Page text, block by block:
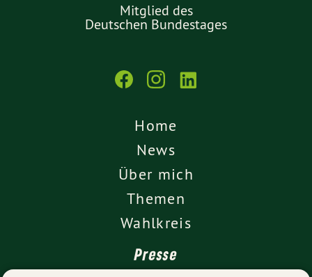
Mitglied des
Deutschen Bundestages
Home
News
Über mich
Themen
Wahlkreis
Presse